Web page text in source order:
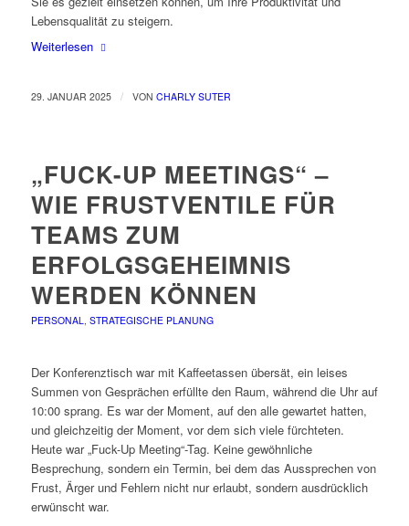
Lebensqualität zu steigern.
Weiterlesen
29. JANUAR 2025 / VON CHARLY SUTER
„FUCK-UP MEETINGS“ –
WIE FRUSTVENTILE FÜR
TEAMS ZUM
ERFOLGSGEHEIMNIS
WERDEN KÖNNEN
PERSONAL, STRATEGISCHE PLANUNG
Der Konferenztisch war mit Kaffeetassen übersät, ein leises
Summen von Gesprächen erfüllte den Raum, während die Uhr auf
10:00 sprang. Es war der Moment, auf den alle gewartet hatten,
und gleichzeitig der Moment, vor dem sich viele fürchteten.
Heute war „Fuck-Up Meeting“-Tag. Keine gewöhnliche
Besprechung, sondern ein Termin, bei dem das Aussprechen von
Frust, Ärger und Fehlern nicht nur erlaubt, sondern ausdrücklich
erwünscht war.